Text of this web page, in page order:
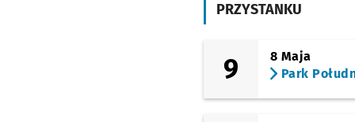
Świdnicka
Opera
PRZYSTANKU
9
8 Maja
Park